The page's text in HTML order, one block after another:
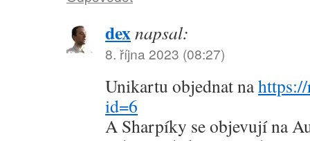
dexnapsal:
8. října 2023 (08:27)
Unikartu objednat na
id=6
A Sharpíky se objevují na